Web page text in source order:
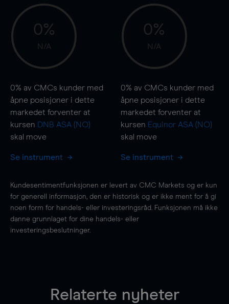
0%
N/A
0% av CMCs kunder med
åpne posisjoner i dette
markedet forventer at
kursen DNB ASA (NO)
skal move
Se instrument
0%
N/A
0% av CMCs kunder med
åpne posisjoner i dette
markedet forventer at
kursen Equinor ASA (NO)
skal move
Se instrument
Kundesentimentfunksjonen er levert av CMC Markets og er kun
for generell informasjon, den er historisk og er ikke ment for å gi
noen form for handels- eller investeringsråd. Funksjonen må ikke
danne grunnlaget for dine handels- eller
investeringsbeslutninger.
Relaterte nyheter